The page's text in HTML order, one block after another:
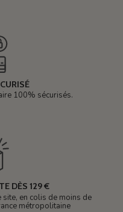
100% sécurisés.
DÈS 129 €
en colis de moins de
métropolitaine